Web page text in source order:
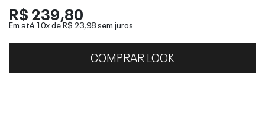
R$ 239,80
Em até 10x deR$ 23,98sem juros
COMPRAR LOOK